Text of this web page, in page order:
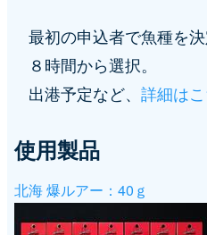
最初の申込者で魚種を
８時間から選択。
出港予定など、 詳細はこ
使用製品
北海 爆ルアー：40ｇ